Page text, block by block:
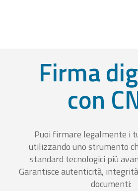
Firma
con
Puoi firmare legalmente i
utilizzando uno strumento
standard tecnologici più
Garantisce autenticità,
documenti: